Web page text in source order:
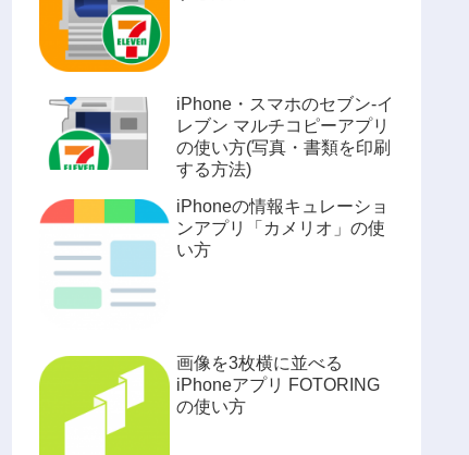
iPhone・スマホのセブン-イ
レブン マルチコピーアプリ
の使い方(写真・書類を印刷
する方法)
iPhoneの情報キュレーショ
ンアプリ「カメリオ」の使
い方
画像を3枚横に並べる
iPhoneアプリ FOTORING
の使い方